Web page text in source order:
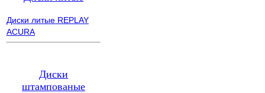
Диски литые REPLAY
ACURA
Диски
штампованые